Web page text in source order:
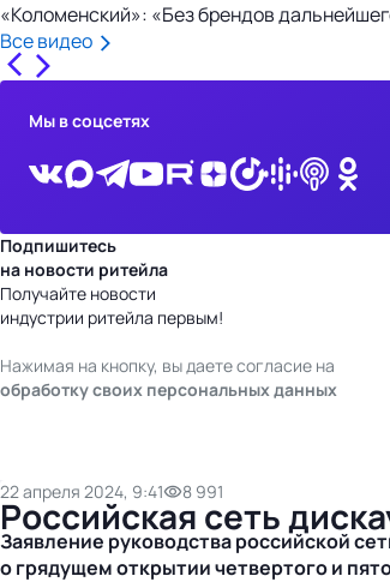
«Коломенский»: «Без брендов
Все видео
Мы в соцсетях
Подпишитесь
на новости ритейла
Получайте новости
индустрии ритейла первым!
Нажимая на кнопку, вы даете согласие на
обработку своих персональных данных
22 апреля 2024, 9:41 8 991
Российская сеть
Заявление руководства российской
о грядущем открытии четвертого и